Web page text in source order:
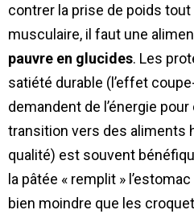
contrer la prise de poids
musculaire, il faut une
pauvre en glucides. Les
satiété durable (l’effet
demandent de l’énergie
transition vers des aliments
qualité) est souvent
la pâtée « remplit »
bien moindre que les